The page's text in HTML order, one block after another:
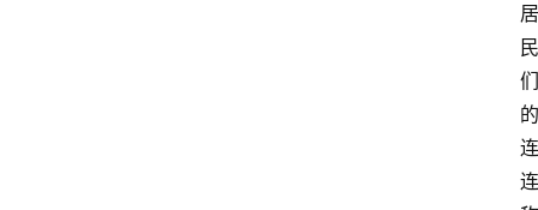
居
民
们
的
连
连